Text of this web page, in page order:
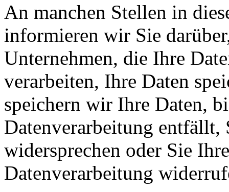
An manchen Stellen in
informieren wir Sie
Unternehmen, die Ihre
verarbeiten, Ihre Daten
speichern wir Ihre Daten,
Datenverarbeitung entfällt,
widersprechen oder Sie
Datenverarbeitung